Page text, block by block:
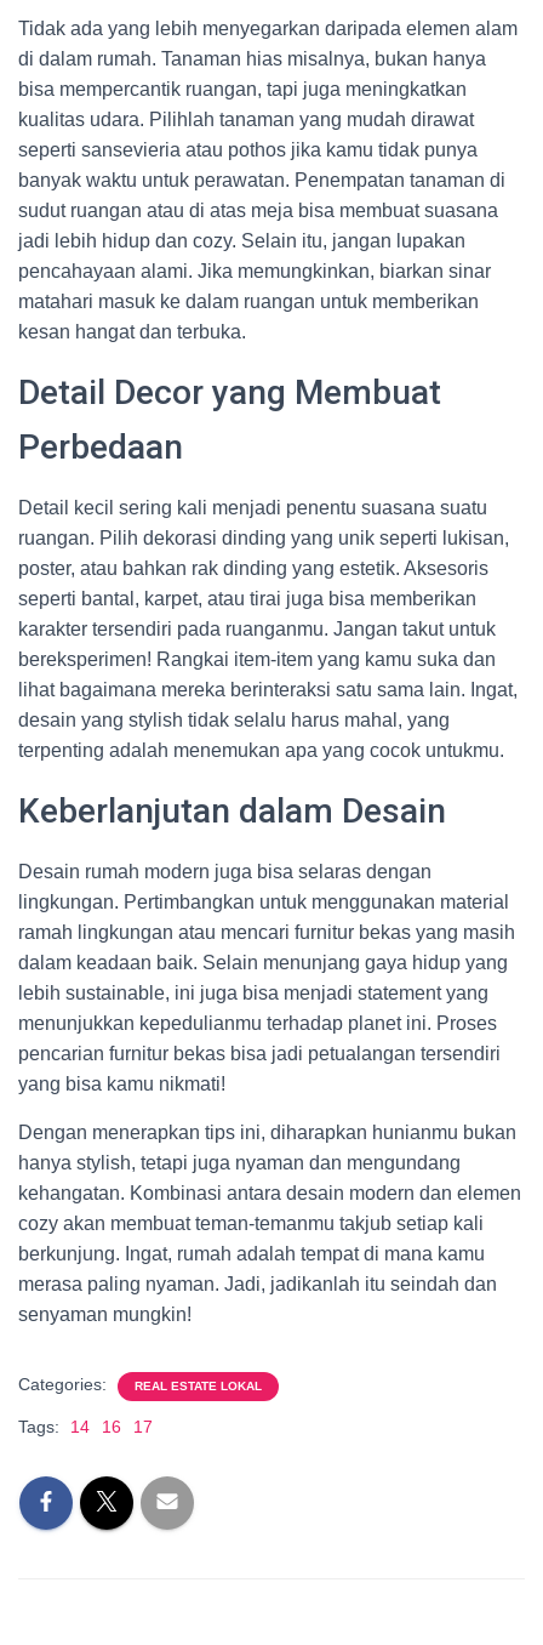
Tidak ada yang lebih menyegarkan daripada elemen alam
di dalam rumah. Tanaman hias misalnya, bukan hanya
bisa mempercantik ruangan, tapi juga meningkatkan
kualitas udara. Pilihlah tanaman yang mudah dirawat
seperti sansevieria atau pothos jika kamu tidak punya
banyak waktu untuk perawatan. Penempatan tanaman di
sudut ruangan atau di atas meja bisa membuat suasana
jadi lebih hidup dan cozy. Selain itu, jangan lupakan
pencahayaan alami. Jika memungkinkan, biarkan sinar
matahari masuk ke dalam ruangan untuk memberikan
kesan hangat dan terbuka.
Detail Decor yang Membuat
Perbedaan
Detail kecil sering kali menjadi penentu suasana suatu
ruangan. Pilih dekorasi dinding yang unik seperti lukisan,
poster, atau bahkan rak dinding yang estetik. Aksesoris
seperti bantal, karpet, atau tirai juga bisa memberikan
karakter tersendiri pada ruanganmu. Jangan takut untuk
bereksperimen! Rangkai item-item yang kamu suka dan
lihat bagaimana mereka berinteraksi satu sama lain. Ingat,
desain yang stylish tidak selalu harus mahal, yang
terpenting adalah menemukan apa yang cocok untukmu.
Keberlanjutan dalam Desain
Desain rumah modern juga bisa selaras dengan
lingkungan. Pertimbangkan untuk menggunakan material
ramah lingkungan atau mencari furnitur bekas yang masih
dalam keadaan baik. Selain menunjang gaya hidup yang
lebih sustainable, ini juga bisa menjadi statement yang
menunjukkan kepedulianmu terhadap planet ini. Proses
pencarian furnitur bekas bisa jadi petualangan tersendiri
yang bisa kamu nikmati!
Dengan menerapkan tips ini, diharapkan hunianmu bukan
hanya stylish, tetapi juga nyaman dan mengundang
kehangatan. Kombinasi antara desain modern dan elemen
cozy akan membuat teman-temanmu takjub setiap kali
berkunjung. Ingat, rumah adalah tempat di mana kamu
merasa paling nyaman. Jadi, jadikanlah itu seindah dan
senyaman mungkin!
Categories: REAL ESTATE LOKAL
Tags: 14 16 17